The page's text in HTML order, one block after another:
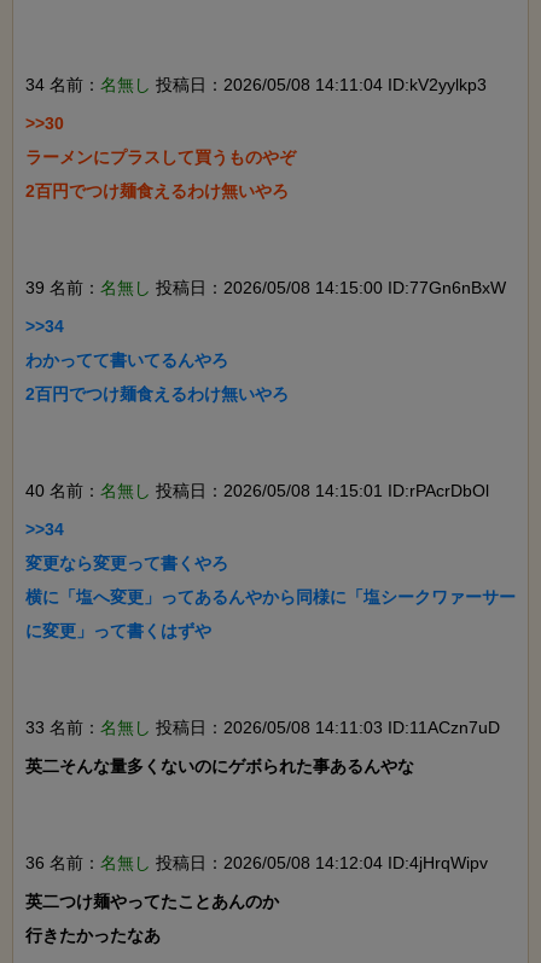
34 名前： 名無し 投稿日：2026/05/08 14:11:04 ID:kV2yylkp3
>>30
ラーメンにプラスして買うものやぞ
2百円でつけ麺食えるわけ無いやろ
39 名前： 名無し 投稿日：2026/05/08 14:15:00 ID:77Gn6nBxW
>>34
わかってて書いてるんやろ
2百円でつけ麺食えるわけ無いやろ
40 名前： 名無し 投稿日：2026/05/08 14:15:01 ID:rPAcrDbOl
>>34
変更なら変更って書くやろ
横に「塩へ変更」ってあるんやから同様に「塩シークワァーサー
に変更」って書くはずや
33 名前： 名無し 投稿日：2026/05/08 14:11:03 ID:11ACzn7uD
英二そんな量多くないのにゲボられた事あるんやな
36 名前： 名無し 投稿日：2026/05/08 14:12:04 ID:4jHrqWipv
英二つけ麺やってたことあんのか
行きたかったなあ